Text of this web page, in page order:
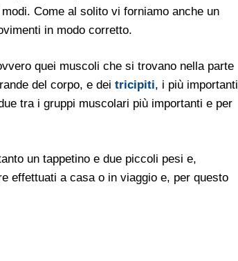
Come al solito vi forniamo anche un
in modo corretto.
quei muscoli che si trovano nella parte
del corpo, e dei tricipiti, i più importanti
tra i gruppi muscolari più importanti e per
un tappetino e due piccoli pesi e,
effettuati a casa o in viaggio e, per questo